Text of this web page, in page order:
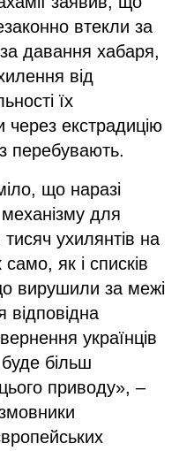
втекли за
давання хабаря,
від
їх
через екстрадицію
перебувають.
що наразі
для
ухилянтів на
як і списків
вирушили за межі
відповідна
українців
більш
приводу», –